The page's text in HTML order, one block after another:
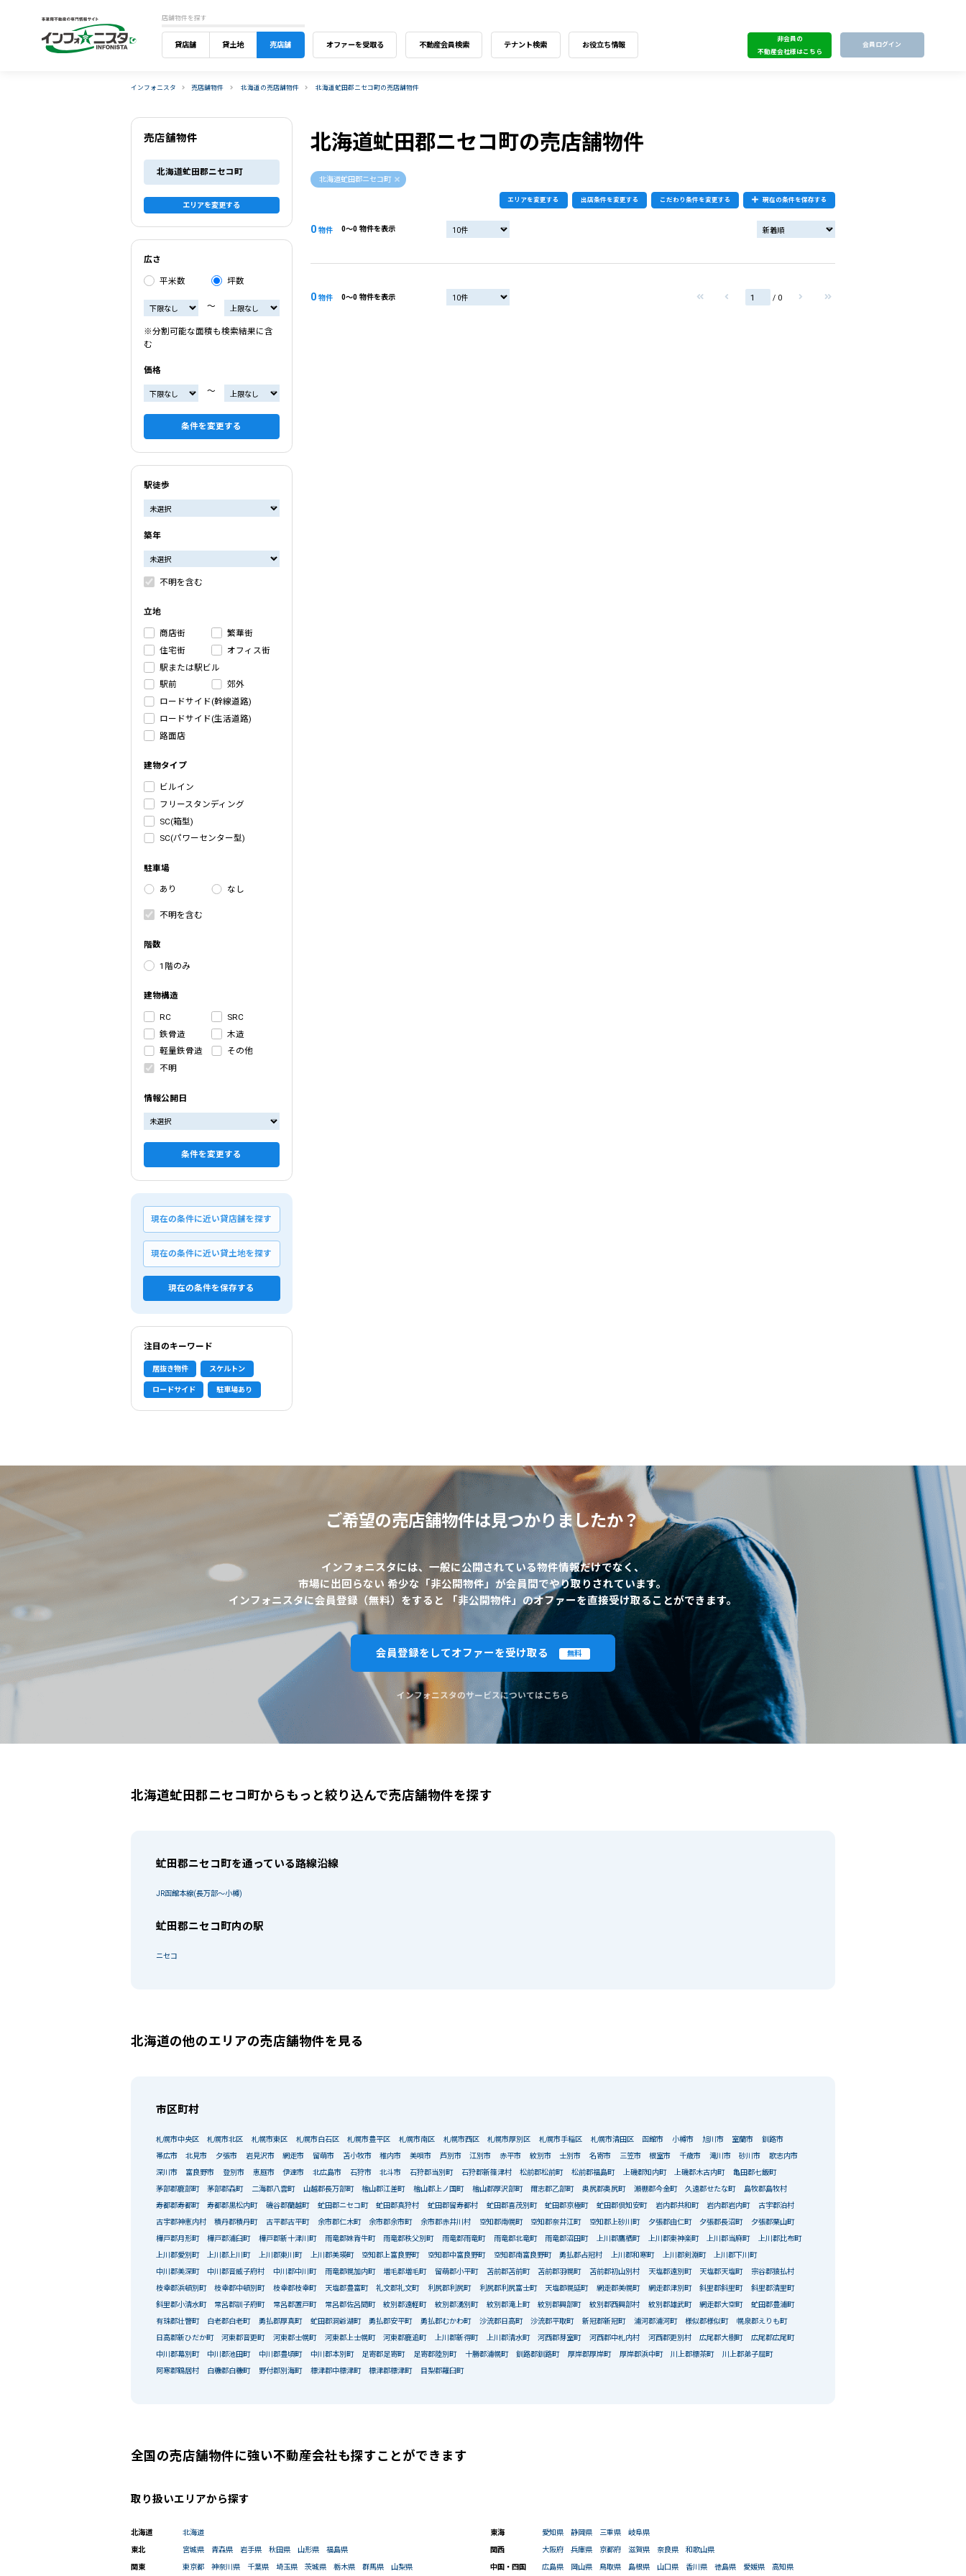
店舗物件を探す
貸店舗 貸土地 売店舗 オファーを受取る 不動産会員検索 テナント検索 お役立ち情報
非会員の
不動産会社様はこちら
会員ログイン
インフォニスタ 売店舗物件 北海道の売店舗物件 北海道虻田郡ニセコ町の売店舗物件
北海道虻田郡ニセコ町の売店舗物件
北海道虻田郡ニセコ町
エリアを変更する 出店条件を変更する こだわり条件を変更する 現在の条件を保存する
0物件 0〜0 物件を表示
0物件 0〜0 物件を表示 / 0
売店舗物件
北海道虻田郡ニセコ町
エリアを変更する
広さ
平米数 坪数
〜
※分割可能な面積も検索結果に含
む
価格
〜
条件を変更する
駅徒歩
築年
不明を含む
立地
商店街
繁華街
住宅街
オフィス街
駅または駅ビル
駅前
郊外
ロードサイド(幹線道路)
ロードサイド(生活道路)
路面店
建物タイプ
ビルイン
フリースタンディング
SC(箱型)
SC(パワーセンター型)
駐車場
あり なし
不明を含む
階数
1階のみ
建物構造
RC
SRC
鉄骨造
木造
軽量鉄骨造
その他
不明
情報公開日
条件を変更する
現在の条件に近い貸店舗を探す
現在の条件に近い貸土地を探す
現在の条件を保存する
注目のキーワード
居抜き物件 スケルトン
ロードサイド 駐車場あり
ご希望の売店舗物件は見つかりましたか？
インフォニスタには、一般に公開されている物件情報だけでなく、
市場に出回らない 希少な「非公開物件」が会員間でやり取りされています。
インフォニスタに会員登録（無料）をすると 「非公開物件」のオファーを直接受け取ることができます。
会員登録をしてオファーを受け取る 無料
インフォニスタのサービスについてはこちら
閉じる
選択中の条件
北海道虻田郡ニセコ町
該当物件数0件
エリア 出店条件 こだわり条件
この条件で検索
駅選択の場合は路線ごとに該当するものを全て選択してください。（例：「JR山手線 新宿駅」と「小田急線 新宿駅」では検索結果が異なる場合があります。）
北海道虻田郡ニセコ町からもっと絞り込んで売店舗物件を探す
虻田郡ニセコ町を通っている路線沿線
JR函館本線(長万部～小樽)
虻田郡ニセコ町内の駅
ニセコ
北海道の他のエリアの売店舗物件を見る
市区町村
札幌市中央区 札幌市北区 札幌市東区 札幌市白石区 札幌市豊平区 札幌市南区 札幌市西区 札幌市厚別区 札幌市手稲区 札幌市清田区 函館市 小樽市 旭川市 室蘭市 釧路市
帯広市 北見市 夕張市 岩見沢市 網走市 留萌市 苫小牧市 稚内市 美唄市 芦別市 江別市 赤平市 紋別市 士別市 名寄市 三笠市 根室市 千歳市 滝川市 砂川市 歌志内市
深川市 富良野市 登別市 恵庭市 伊達市 北広島市 石狩市 北斗市 石狩郡当別町 石狩郡新篠津村 松前郡松前町 松前郡福島町 上磯郡知内町 上磯郡木古内町 亀田郡七飯町
茅部郡鹿部町 茅部郡森町 二海郡八雲町 山越郡長万部町 檜山郡江差町 檜山郡上ノ国町 檜山郡厚沢部町 爾志郡乙部町 奥尻郡奥尻町 瀬棚郡今金町 久遠郡せたな町 島牧郡島牧村
寿都郡寿都町 寿都郡黒松内町 磯谷郡蘭越町 虻田郡ニセコ町 虻田郡真狩村 虻田郡留寿都村 虻田郡喜茂別町 虻田郡京極町 虻田郡倶知安町 岩内郡共和町 岩内郡岩内町 古宇郡泊村
古宇郡神恵内村 積丹郡積丹町 古平郡古平町 余市郡仁木町 余市郡余市町 余市郡赤井川村 空知郡南幌町 空知郡奈井江町 空知郡上砂川町 夕張郡由仁町 夕張郡長沼町 夕張郡栗山町
樺戸郡月形町 樺戸郡浦臼町 樺戸郡新十津川町 雨竜郡妹背牛町 雨竜郡秩父別町 雨竜郡雨竜町 雨竜郡北竜町 雨竜郡沼田町 上川郡鷹栖町 上川郡東神楽町 上川郡当麻町 上川郡比布町
上川郡愛別町 上川郡上川町 上川郡東川町 上川郡美瑛町 空知郡上富良野町 空知郡中富良野町 空知郡南富良野町 勇払郡占冠村 上川郡和寒町 上川郡剣淵町 上川郡下川町
中川郡美深町 中川郡音威子府村 中川郡中川町 雨竜郡幌加内町 増毛郡増毛町 留萌郡小平町 苫前郡苫前町 苫前郡羽幌町 苫前郡初山別村 天塩郡遠別町 天塩郡天塩町 宗谷郡猿払村
枝幸郡浜頓別町 枝幸郡中頓別町 枝幸郡枝幸町 天塩郡豊富町 礼文郡礼文町 利尻郡利尻町 利尻郡利尻富士町 天塩郡幌延町 網走郡美幌町 網走郡津別町 斜里郡斜里町 斜里郡清里町
斜里郡小清水町 常呂郡訓子府町 常呂郡置戸町 常呂郡佐呂間町 紋別郡遠軽町 紋別郡湧別町 紋別郡滝上町 紋別郡興部町 紋別郡西興部村 紋別郡雄武町 網走郡大空町 虻田郡豊浦町
有珠郡壮瞥町 白老郡白老町 勇払郡厚真町 虻田郡洞爺湖町 勇払郡安平町 勇払郡むかわ町 沙流郡日高町 沙流郡平取町 新冠郡新冠町 浦河郡浦河町 様似郡様似町 幌泉郡えりも町
日高郡新ひだか町 河東郡音更町 河東郡士幌町 河東郡上士幌町 河東郡鹿追町 上川郡新得町 上川郡清水町 河西郡芽室町 河西郡中札内村 河西郡更別村 広尾郡大樹町 広尾郡広尾町
中川郡幕別町 中川郡池田町 中川郡豊頃町 中川郡本別町 足寄郡足寄町 足寄郡陸別町 十勝郡浦幌町 釧路郡釧路町 厚岸郡厚岸町 厚岸郡浜中町 川上郡標茶町 川上郡弟子屈町
阿寒郡鶴居村 白糠郡白糠町 野付郡別海町 標津郡中標津町 標津郡標津町 目梨郡羅臼町
全国の売店舗物件に強い不動産会社も探すことができます
取り扱いエリアから探す
北海道 北海道
東北 宮城県 青森県 岩手県 秋田県 山形県 福島県
関東 東京都 神奈川県 千葉県 埼玉県 茨城県 栃木県 群馬県 山梨県
東海 愛知県 静岡県 三重県 岐阜県
関西 大阪府 兵庫県 京都府 滋賀県 奈良県 和歌山県
中国・四国 広島県 岡山県 鳥取県 島根県 山口県 香川県 徳島県 愛媛県 高知県